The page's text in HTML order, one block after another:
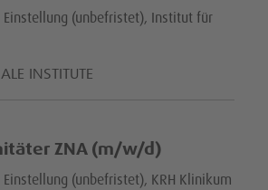
Einstellung (unbefristet), Institut für
INSTITUTE
ZNA (m/w/d)
(unbefristet), KRH Klinikum